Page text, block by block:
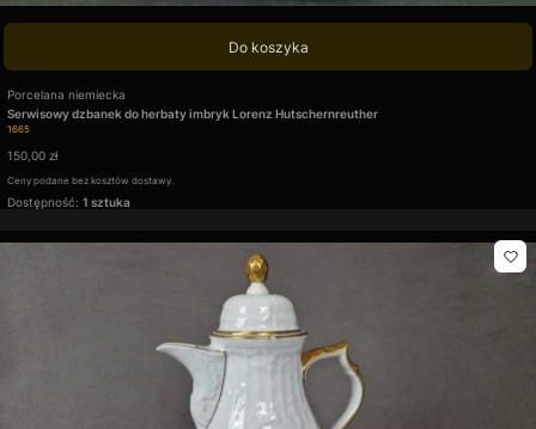
Do koszyka
Kod produktu
1665
Serwisowy dzbanek do herbaty imbryk Lorenz Hutschernreuther
Producent
Porcelana niemiecka
Cena
150,00 zł
Ceny podane bez kosztów dostawy.
Dostępność: 1 sztuka